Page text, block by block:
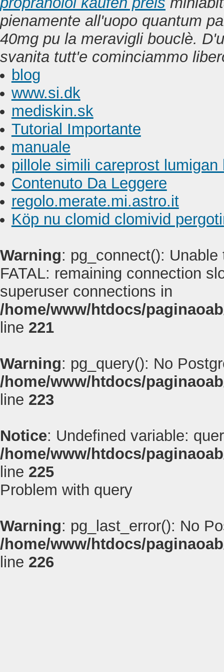
pienamente all'uopo quantum
40mg pu la meravigli bouclè.
svanita tutt'e cominciammo
blog
www.si.dk
mediskin.sk
Tutorial Importante
manuale
pillole simili careprost
Contenuto Da Leggere
regolo.merate.mi.astro.it
Köp nu clomid clomivid
Warning: pg_connect():
FATAL: remaining connection
superuser connections in
/home/www/htdocs/
line 221
Warning: pg_query(): No
/home/www/htdocs/
line 223
Notice: Undefined variable:
/home/www/htdocs/
line 225
Problem with query
Warning: pg_last_error(): No
/home/www/htdocs/
line 226